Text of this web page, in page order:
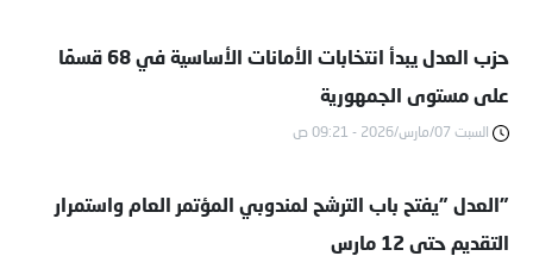
حزب العدل يبدأ انتخابات الأمانات الأساسية في 68 قسمًا
على مستوى الجمهورية
السبت 07/مارس/2026 - 09:21 ص
"العدل "يفتح باب الترشح لمندوبي المؤتمر العام واستمرار
التقديم حتى 12 مارس